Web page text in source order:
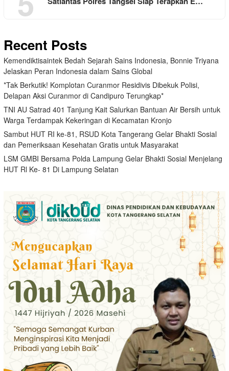
Recent Posts
Kemendiktisaintek Bedah Sejarah Sains Indonesia, Bonnie Triyana
Jelaskan Peran Indonesia dalam Sains Global
*Tak Berkutik! Komplotan Curanmor Residivis Dibekuk Polisi,
Delapan Aksi Curanmor di Candipuro Terungkap*
TNI AU Satrad 401 Tanjung Kait Salurkan Bantuan Air Bersih untuk
Warga Terdampak Kekeringan di Kecamatan Kronjo
Sambut HUT RI ke-81, RSUD Kota Tangerang Gelar Bhakti Sosial
dan Pemeriksaan Kesehatan Gratis untuk Masyarakat
LSM GMBI Bersama Polda Lampung Gelar Bhakti Sosial Menjelang
HUT Rl Ke- 81 Di Lampung Selatan